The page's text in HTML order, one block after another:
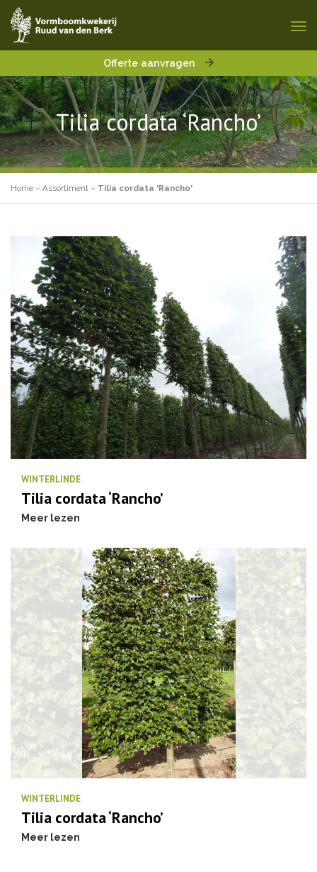
Offerte aanvragen
Tilia cordata ‘Rancho’
Home » Assortiment » Tilia cordata 'Rancho'
WINTERLINDE
Tilia cordata ‘Rancho’
Meer lezen
WINTERLINDE
Tilia cordata ‘Rancho’
Meer lezen